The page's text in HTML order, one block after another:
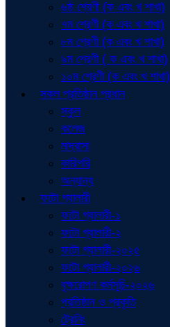
৬ষ্ঠ শ্রেণী (ক এবং খ শাখা)
৭ম শ্রেণী (ক এবং খ শাখা)
৮ম শ্রেণী (ক এবং খ শাখা)
৯ম শ্রেণী ( ক এবং খ শাখা)
১০ম শ্রেণী (ক এবং খ শাখা)
সকল প্রতিষ্ঠান প্রধান
স্কুল
কলেজ
মাদ্রাসা
কারিগরি
অন্যান্য
ফটো গ্যালারী
ফটো গ্যালারী-১
ফটো গ্যালারী-২
ফটো গ্যালারী-২০২৫
ফটো গ্যালারী-২০২৬
বৃক্ষরোপণ কর্মসূচি-২০২৬
প্রতিষ্ঠান ও প্রকৃতি
ট্রেনিং